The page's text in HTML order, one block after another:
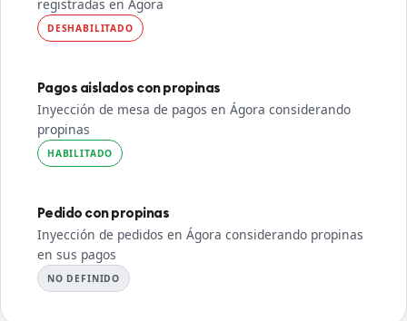
registradas en Ágora
DESHABILITADO
Pagos aislados con propinas
Inyección de mesa de pagos en Ágora considerando
propinas
HABILITADO
Pedido con propinas
Inyección de pedidos en Ágora considerando propinas
en sus pagos
NO DEFINIDO